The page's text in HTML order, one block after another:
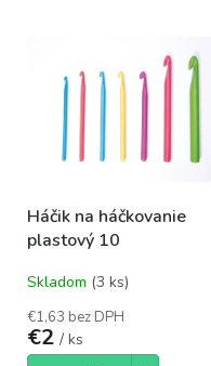
o
v
d
u
t
o
v
Háčik na háčkovanie
plastový 10
Skladom (3 ks)
€1,63 bez DPH
€2 / ks